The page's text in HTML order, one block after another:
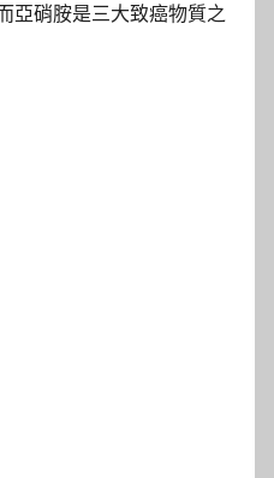
亞硝胺是三大致癌物質之